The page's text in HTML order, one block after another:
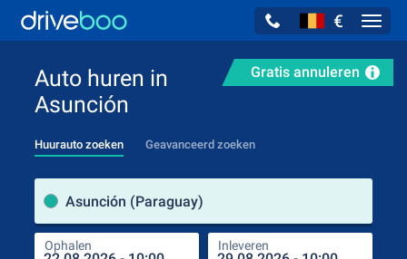
€
Gratis annuleren
Auto huren in
Asunción
Huurauto zoeken Geavanceerd zoeken
Asunción (Paraguay)
Ophalen Inleveren